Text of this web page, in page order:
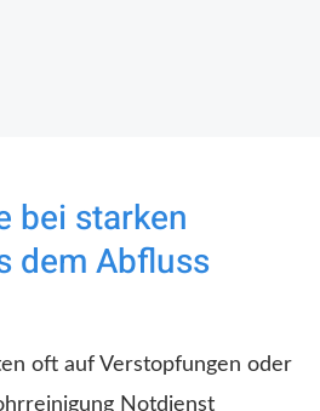
bei starken
dem Abfluss
oft auf Verstopfungen oder
Notdienst